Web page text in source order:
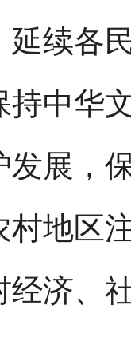
延续各
持中华
发展，
村地区
经济、